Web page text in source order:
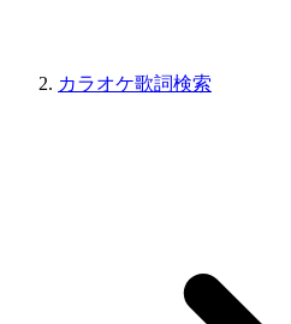
カラオケ歌詞検索